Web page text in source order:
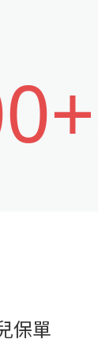
保單